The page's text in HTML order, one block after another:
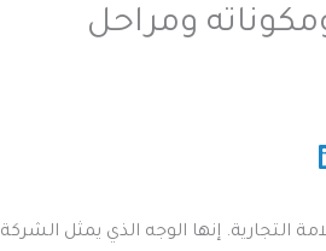
ومراحل
التجارية. إنها الوجه الذي يمثل الشركة